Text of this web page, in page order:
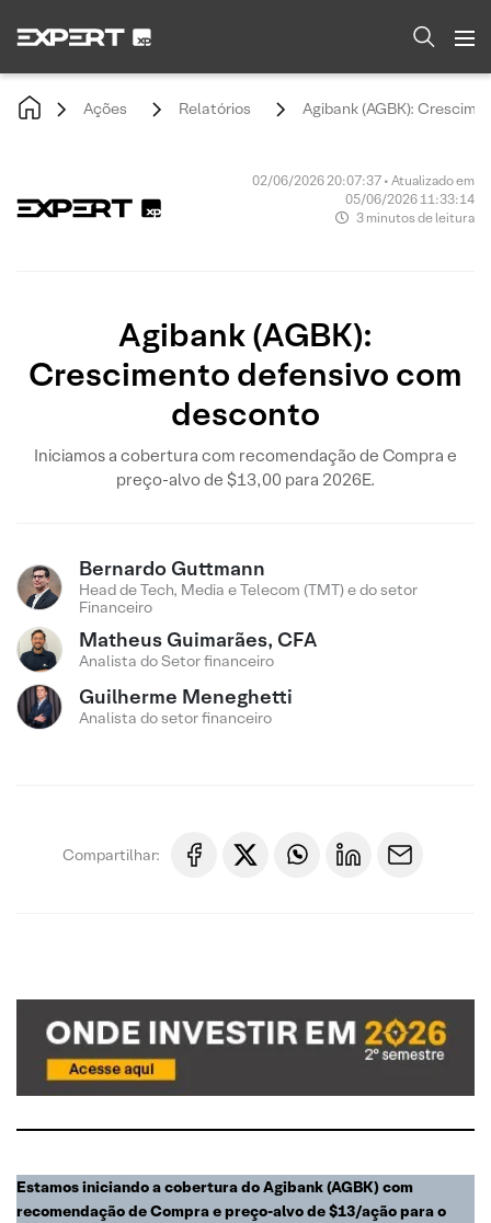
Ações Relatórios Agibank (AGBK):
02/06/2026 20:07:37 • Atualizado em
05/06/2026 11:33:14
3 minutos de leitura
Agibank (AGBK):
Crescimento defensivo com
desconto
Iniciamos a cobertura com recomendação de Compra e
preço-alvo de $13,00 para 2026E.
Bernardo Guttmann
Head de Tech, Media e Telecom (TMT) e do setor
Financeiro
Matheus Guimarães, CFA
Analista do Setor financeiro
Guilherme Meneghetti
Analista do setor financeiro
Compartilhar:
Estamos iniciando a cobertura do Agibank (AGBK) com
recomendação de Compra e preço-alvo de $13/ação para o